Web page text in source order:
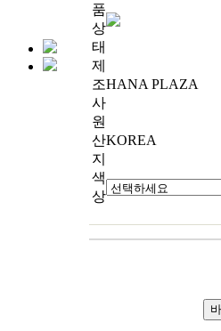
품
상
태
제
조
사
HANA PLAZA
원
산
지
KOREA
색
상